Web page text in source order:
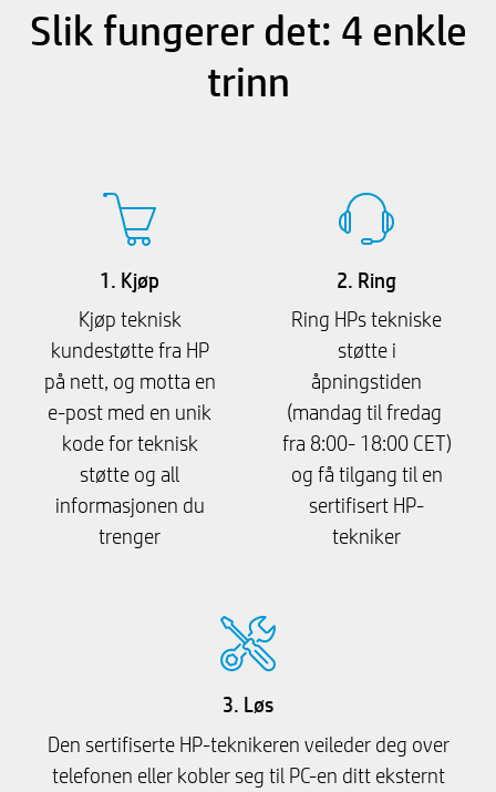
Slik fungerer det: 4 enkle
trinn
1. Kjøp
Kjøp teknisk
kundestøtte fra HP
på nett, og motta en
e-post med en unik
kode for teknisk
støtte og all
informasjonen du
trenger
2. Ring
Ring HPs tekniske
støtte i
åpningstiden
(mandag til fredag ​​
fra 8:00- 18:00 CET)
og få tilgang til en
sertifisert HP-
tekniker
3. Løs
Den sertifiserte HP-teknikeren veileder deg over
telefonen eller kobler seg til PC-en ditt eksternt